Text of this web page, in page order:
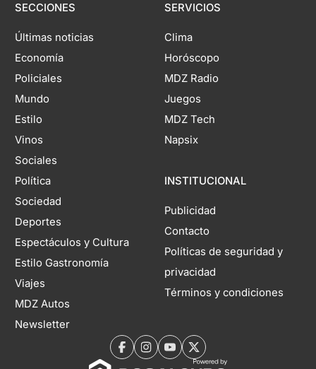
SECCIONES
Últimas noticias
Economía
Policiales
Mundo
Estilo
Vinos
Sociales
Política
Sociedad
Deportes
Espectáculos y Cultura
Estilo Gastronomía
Viajes
MDZ Autos
Newsletter
SERVICIOS
Clima
Horóscopo
MDZ Radio
Juegos
MDZ Tech
Napsix
INSTITUCIONAL
Publicidad
Contacto
Políticas de seguridad y
privacidad
Términos y condiciones